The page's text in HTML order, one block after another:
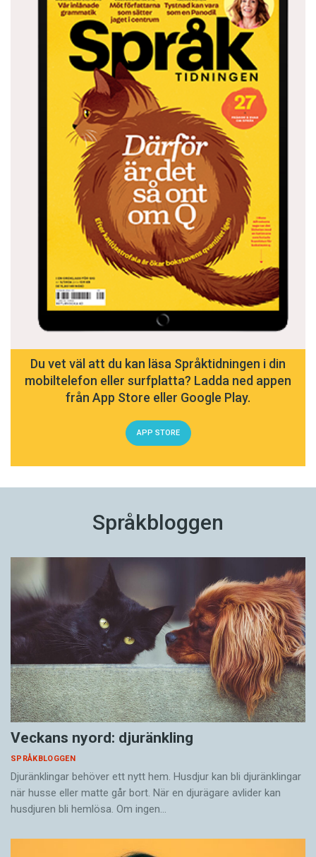
Du vet väl att du kan läsa Språktidningen i din
mobiltelefon eller surfplatta? Ladda ned appen
från App Store eller Google Play.
APP STORE
Språkbloggen
Veckans nyord: djuränkling
SPRÅKBLOGGEN
Djuränklingar behöver ett nytt hem. Husdjur kan bli djuränklingar
när husse eller matte går bort. När en djurägare avlider kan
husdjuren bli hemlösa. Om ingen…